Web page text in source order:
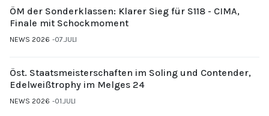
ÖM der Sonderklassen: Klarer Sieg für S118 - CIMA,
Finale mit Schockmoment
NEWS 2026 07.JULI
Öst. Staatsmeisterschaften im Soling und Contender,
Edelweißtrophy im Melges 24
NEWS 2026 01.JULI